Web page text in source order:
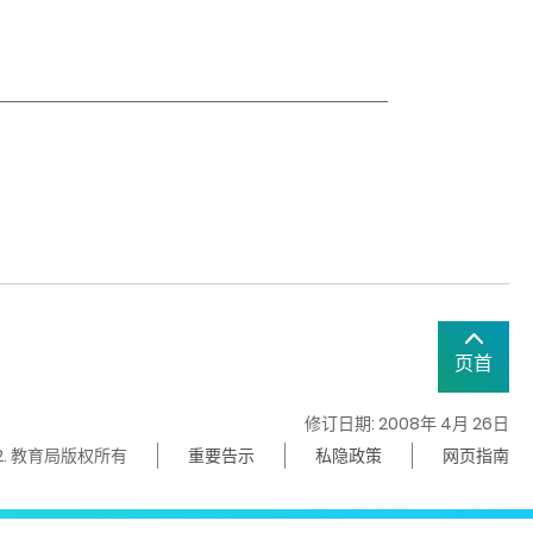
页首
修订日期: 2008年 4月 26日
教育局版权所有
重要告示 私隐政策 网页指南